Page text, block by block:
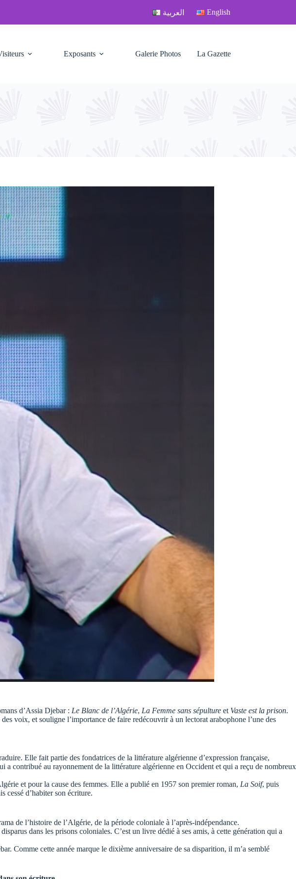
العربية English
Exposants Galerie Photos La Gazette
d’Assia Djebar : Le Blanc de l’Algérie, La Femme sans sépulture et Vaste est la prison.
voix, et souligne l’importance de faire redécouvrir à un lectorat arabophone l’une des
Elle fait partie des fondatrices de la littérature algérienne d’expression française,
a contribué au rayonnement de la littérature algérienne en Occident et qui a reçu de nombreux
et pour la cause des femmes. Elle a publié en 1957 son premier roman, La Soif, puis
cessé d’habiter son écriture.
de l’histoire de l’Algérie, de la période coloniale à l’après-indépendance.
dans les prisons coloniales. C’est un livre dédié à ses amis, à cette génération qui a
Comme cette année marque le dixième anniversaire de sa disparition, il m’a semblé